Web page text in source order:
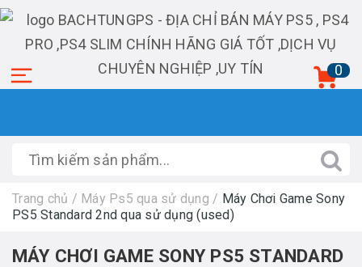
0
Trang chủ / Máy Ps5 qua sử dụng / Máy Chơi Game Sony
PS5 Standard 2nd qua sử dụng (used)
MÁY CHƠI GAME SONY PS5 STANDARD